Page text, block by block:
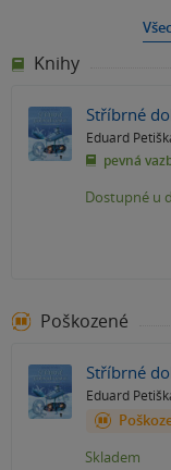
Knihy
Stříbrné
Eduard
pevná
Dostupné u
Poškozené
Stříbrné
Eduard
Skladem